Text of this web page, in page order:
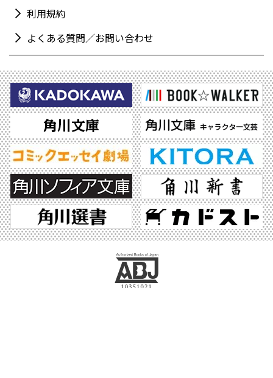
利用規約
よくある質問／お問い合わせ